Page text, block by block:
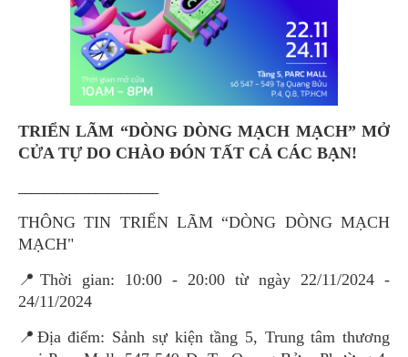
TRIỂN LÃM “DÒNG DÒNG MẠCH MẠCH” MỞ
CỬA TỰ DO CHÀO ĐÓN TẤT CẢ CÁC BẠN!
THÔNG TIN TRIỂN LÃM “DÒNG DÒNG MẠCH
MẠCH"
📍Thời gian: 10:00 - 20:00 từ ngày 22/11/2024 -
24/11/2024
📍Địa điểm: Sảnh sự kiện tầng 5, Trung tâm thương